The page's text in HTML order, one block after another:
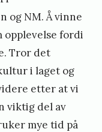
og NM. Å vinne
fordi
Tror det
i laget og
etter at vi
viktig del av
mye tid på